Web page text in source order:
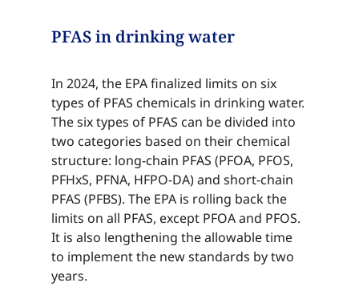
PFAS in drinking water​​​​‌ ‍ ​‍​‍‌‍ ‌ ​‍‌‍‍‌‌‍‌ ‌‍‍‌‌‍ ‍​‍​‍​ ‍‍​‍​‍‌ ​ ‌‍​‌‌‍ ‍‌‍‍‌‌ ‌​‌ ‍‌​‍ ‍‌‍‍‌‌‍ ​‍​‍​‍ ​​‍​‍‌‍‍​‌ ​‍‌‍‌‌‌‍‌‍​‍​‍​ ‍‍​‍​‍‌‍‍​‌ ‌​‌ ‌​‌ ​​‌ ​ ​ ‍‍​‍ ​‍ ‌‍​ ‌‍ ‌‌ ​ ​‍ ‍‌‍ ‌‌‍​‌‌‍‍‌‌‍ ‍​‍ ‍​ ​‍​ ​​​ ​‍​ ‌​‌ ​‍‌‍‌‌‌‍‌​‌‍‌‌‌ ​ ‌‍‍‌‌‍‌ ‌‍ ‍​‍ ‍‌ ​‍‌‍‍‌‌ ‌‍‌‍‌‌‌ ​‍‌‍‍ ‌‍‌‌‌‍‌‌‌ ​​‌‍‌‌‌ ​‍​‍ ‍‌‍ ‌ ​‍‌‍‌ ​‍ ‌‍‍‌‌‍ ‍‌ ‌​‌‍‌‌‌‍ ‍‌ ‌​​‍ ‌‍‌‌‌‍‌​‌‍‍‌‌ ‌​​‍ ‌‍ ‌‌‍ ‌‍‌​‌‍‌‌​ ‌‌ ​​‌ ​‍‌‍‌‌‌ ​ ‌‍‌‌‌‍ ‍‌ ‌​‌‍​‌‌ ‌​‌‍‍‌‌‍ ‌‍ ‍​ ‍ ‌‍‍‌‌‍‌​​ ‌‌‍​ ​ ​‍‌‍‌‍​ ​​​ ​‌‌‍​ ​ ‌ ​ ‌ ​‍ ‌‌‍​‍​ ‌​​ ​‌‌‍​‌​‍ ‌​ ‌​​ ‌​‌‍​‌​ ‌​​‍ ‌‌‍​‌​ ​​‌‍​‌‌‍‌‌​‍ ‌​ ‌‍​ ‌ ​ ‌‌‌‍​ ​ ‌​​ ‍​​ ‍‌​ ​‍​ ‌ ​ ​ ​ ​​​ ‌​​ ‍ ‌ ‌​‌ ‍‌‌ ​​‌‍‌‌​ ‌‌‍​‌‌ ​‍‌ ‌​‌‍‍‌‌‍​ ‌‍ ​‌‍‌‌​ ‍ ‌ ​​‌‍​‌‌ ‌​‌‍‍​​ ‌‌‍​ ‌‍ ‌‍ ‍‌ ‌​‌‍‌‌‌‍ ‍‌ ‌​​‍‌‌​ ‌‌‌​​‍‌‌ ‌‍‍ ‌‍‌‌‌ ‍‌​‍‌‌​ ​ ‌​‌​​‍‌‌​ ​ ‌​‌​​‍‌‌​ ​‍​ ​‍‌‍​‍​ ‌‍​ ​‍‌‍​‍‌‍‌‍​ ​‍​ ​‍‌‍‌​​ ​​‌‍​‌‌‍‌‍‌‍​‌​‍‌‌​ ​‍​ ​‍​‍‌‌​ ‌‌‌​‌​​‍ ‍‌‍​ ‌‍‍​‌‍‍‌‌‍ ​‌‍‌​‌ ​‍‌‍‌‌‌‍ ‍​‍‌‌​ ‌‌‌​​‍‌‌ ‌‍‍ ‌‍‌‌‌ ‍‌​‍‌‌​ ​ ‌​‌​​‍‌‌​ ​ ‌​‌​​‍‌‌​ ​‍​ ​‍​ ‌​‌‍​‌‌‍​‍‌‍​‌​ ​​​ ‍​​ ​‍​ ‌ ​ ‌‍​ ‌ ​ ​ ‌‍‌‌​‍‌‌​ ​‍​ ​‍​‍‌‌​ ‌‌‌​‌​​‍ ‍‌ ‌​‌‍‌‌‌ ‍​‌ ‌​​ ‌‍​‍‌‍​‌‌ ​ ‌‍‌‌‌‌‌‌‌ ​‍‌‍ ​​ ‌‌‍‍​‌ ‌​‌ ‌​‌ ​​‌ ​ ​‍‌‌​ ​ ‌​​‌​‍‌‌​ ​‍‌​‌‍​‍‌‌​ ​‍‌​‌‍‌‍​ ‌‍ ‌‌ ​ ​‍ ‍‌‍ ‌‌‍​‌‌‍‍‌‌‍ ‍​‍ ‍​ ​‍​ ​​​ ​‍​ ‌​‌ ​‍‌‍‌‌‌‍‌​‌‍‌‌‌ ​ ‌‍‍‌‌‍‌ ‌‍ ‍​‍ ‍‌ ​‍‌‍‍‌‌ ‌‍‌‍‌‌‌ ​‍‌‍‍ ‌‍‌‌‌‍‌‌‌ ​​‌‍‌‌‌ ​‍​‍ ‍‌‍ ‌ ​‍‌‍‌ ​‍‌‍‌‍‍‌‌‍‌​​ ‌‌‍​ ​ ​‍‌‍‌‍​ ​​​ ​‌‌‍​ ​ ‌ ​ ‌ ​‍ ‌‌‍​‍​ ‌​​ ​‌‌‍​‌​‍ ‌​ ‌​​ ‌​‌‍​‌​ ‌​​‍ ‌‌‍​‌​ ​​‌‍​‌‌‍‌‌​‍ ‌​ ‌‍​ ‌ ​ ‌‌‌‍​ ​ ‌​​ ‍​​ ‍‌​ ​‍​ ‌ ​ ​ ​ ​​​ ‌​​‍‌‍‌ ‌​‌ ‍‌‌ ​​‌‍‌‌​ ‌‌‍​‌‌ ​‍‌ ‌​‌‍‍‌‌‍​ ‌‍ ​‌‍‌‌​‍‌‍‌ ​​‌‍​‌‌ ‌​‌‍‍​​ ‌‌‍​ ‌‍ ‌‍ ‍‌ ‌​‌‍‌‌‌‍ ‍‌ ‌​​‍‌‌​ ‌‌‌​​‍‌‌ ‌‍‍ ‌‍‌‌‌ ‍‌​‍‌‌​ ​ ‌​‌​​‍‌‌​ ​ ‌​‌​​‍‌‌​ ​‍​ ​‍‌‍​‍​ ‌‍​ ​‍‌‍​‍‌‍‌‍​ ​‍​ ​‍‌‍‌​​ ​​‌‍​‌‌‍‌‍‌‍​‌​‍‌‌​ ​‍​ ​‍​‍‌‌​ ‌‌‌​‌​​‍ ‍‌‍​ ‌‍‍​‌‍‍‌‌‍ ​‌‍‌​‌ ​‍‌‍‌‌‌‍ ‍​‍‌‌​ ‌‌‌​​‍‌‌ ‌‍‍ ‌‍‌‌‌ ‍‌​‍‌‌​ ​ ‌​‌​​‍‌‌​ ​ ‌​‌​​‍‌‌​ ​‍​ ​‍​ ‌​‌‍​‌‌‍​‍‌‍​‌​ ​​​ ‍​​ ​‍​ ‌ ​ ‌‍​ ‌ ​ ​ ‌‍‌‌​‍‌‌​ ​‍​ ​‍​‍‌‌​ ‌‌‌​‌​​‍ ‍‌ ‌​‌‍‌‌‌ ‍​‌ ‌​​‍‌‍‌ ​​‌‍‌‌‌ ​‍‌ ​ ‌ ​​‌‍‌‌‌‍​ ‌ ‌​‌‍‍‌‌ ‌‍‌‍‌‌​ ‌‌ ​​‌ ‌‌‌‍​‍‌‍ ​‌‍‍‌‌ ​ ‌‍‍​‌‍‌‌‌‍‌​​‍​‍‌ ‌
In 2024, the EPA finalized limits on six
types of PFAS chemicals in drinking water.
The six types of PFAS can be divided into
two categories based on their chemical
structure: long-chain PFAS (PFOA, PFOS,
PFHxS, PFNA, HFPO-DA) and short-chain
PFAS (PFBS). The EPA is rolling back the
limits on all PFAS, except PFOA and PFOS.
It is also lengthening the allowable time
to implement the new standards by two
years.​​​​‌ ‍ ​‍​‍‌‍ ‌ ​‍‌‍‍‌‌‍‌ ‌‍‍‌‌‍ ‍​‍​‍​ ‍‍​‍​‍‌ ​ ‌‍​‌‌‍ ‍‌‍‍‌‌ ‌​‌ ‍‌​‍ ‍‌‍‍‌‌‍ ​‍​‍​‍ ​​‍​‍‌‍‍​‌ ​‍‌‍‌‌‌‍‌‍​‍​‍​ ‍‍​‍​‍‌‍‍​‌ ‌​‌ ‌​‌ ​​‌ ​ ​ ‍‍​‍ ​‍ ‌‍​ ‌‍ ‌‌ ​ ​‍ ‍‌‍ ‌‌‍​‌‌‍‍‌‌‍ ‍​‍ ‍​ ​‍​ ​​​ ​‍​ ‌​‌ ​‍‌‍‌‌‌‍‌​‌‍‌‌‌ ​ ‌‍‍‌‌‍‌ ‌‍ ‍​‍ ‍‌ ​‍‌‍‍‌‌ ‌‍‌‍‌‌‌ ​‍‌‍‍ ‌‍‌‌‌‍‌‌‌ ​​‌‍‌‌‌ ​‍​‍ ‍‌‍ ‌ ​‍‌‍‌ ​‍ ‌‍‍‌‌‍ ‍‌ ‌​‌‍‌‌‌‍ ‍‌ ‌​​‍ ‌‍‌‌‌‍‌​‌‍‍‌‌ ‌​​‍ ‌‍ ‌‌‍ ‌‍‌​‌‍‌‌​ ‌‌ ​​‌ ​‍‌‍‌‌‌ ​ ‌‍‌‌‌‍ ‍‌ ‌​‌‍​‌‌ ‌​‌‍‍‌‌‍ ‌‍ ‍​ ‍ ‌‍‍‌‌‍‌​​ ‌‌‍​ ​ ​‍‌‍‌‍​ ​​​ ​‌‌‍​ ​ ‌ ​ ‌ ​‍ ‌‌‍​‍​ ‌​​ ​‌‌‍​‌​‍ ‌​ ‌​​ ‌​‌‍​‌​ ‌​​‍ ‌‌‍​‌​ ​​‌‍​‌‌‍‌‌​‍ ‌​ ‌‍​ ‌ ​ ‌‌‌‍​ ​ ‌​​ ‍​​ ‍‌​ ​‍​ ‌ ​ ​ ​ ​​​ ‌​​ ‍ ‌ ‌​‌ ‍‌‌ ​​‌‍‌‌​ ‌‌‍​‌‌ ​‍‌ ‌​‌‍‍‌‌‍​ ‌‍ ​‌‍‌‌​ ‍ ‌ ​​‌‍​‌‌ ‌​‌‍‍​​ ‌‌‍​ ‌‍ ‌‍ ‍‌ ‌​‌‍‌‌‌‍ ‍‌ ‌​​‍‌‌​ ‌‌‌​​‍‌‌ ‌‍‍ ‌‍‌‌‌ ‍‌​‍‌‌​ ​ ‌​‌​​‍‌‌​ ​ ‌​‌​​‍‌‌​ ​‍​ ​‍​ ‌‌​ ‍​​ ‌​‌‍​‌‌‍‌‍‌‍​ ‌‍​‍​ ‍​‌‍​ ‌‍‌‌​ ‌‌​ ‍‌​‍‌‌​ ​‍​ ​‍​‍‌‌​ ‌‌‌​‌​​‍ ‍‌‍​ ‌‍‍​‌‍‍‌‌‍ ​‌‍‌​‌ ​‍‌‍‌‌‌‍ ‍​‍‌‌​ ‌‌‌​​‍‌‌ ‌‍‍ ‌‍‌‌‌ ‍‌​‍‌‌​ ​ ‌​‌​​‍‌‌​ ​ ‌​‌​​‍‌‌​ ​‍​ ​‍​ ​ ​ ​‌​ ​​​ ‌‍‌‍‌​​ ‌ ​ ‌‌‌‍‌‍​ ​​‌‍​‍​ ‍​‌‍​‍​‍‌‌​ ​‍​ ​‍​‍‌‌​ ‌‌‌​‌​​‍ ‍‌ ‌​‌‍‌‌‌ ‍​‌ ‌​​ ‌‍​‍‌‍​‌‌ ​ ‌‍‌‌‌‌‌‌‌ ​‍‌‍ ​​ ‌‌‍‍​‌ ‌​‌ ‌​‌ ​​‌ ​ ​‍‌‌​ ​ ‌​​‌​‍‌‌​ ​‍‌​‌‍​‍‌‌​ ​‍‌​‌‍‌‍​ ‌‍ ‌‌ ​ ​‍ ‍‌‍ ‌‌‍​‌‌‍‍‌‌‍ ‍​‍ ‍​ ​‍​ ​​​ ​‍​ ‌​‌ ​‍‌‍‌‌‌‍‌​‌‍‌‌‌ ​ ‌‍‍‌‌‍‌ ‌‍ ‍​‍ ‍‌ ​‍‌‍‍‌‌ ‌‍‌‍‌‌‌ ​‍‌‍‍ ‌‍‌‌‌‍‌‌‌ ​​‌‍‌‌‌ ​‍​‍ ‍‌‍ ‌ ​‍‌‍‌ ​‍‌‍‌‍‍‌‌‍‌​​ ‌‌‍​ ​ ​‍‌‍‌‍​ ​​​ ​‌‌‍​ ​ ‌ ​ ‌ ​‍ ‌‌‍​‍​ ‌​​ ​‌‌‍​‌​‍ ‌​ ‌​​ ‌​‌‍​‌​ ‌​​‍ ‌‌‍​‌​ ​​‌‍​‌‌‍‌‌​‍ ‌​ ‌‍​ ‌ ​ ‌‌‌‍​ ​ ‌​​ ‍​​ ‍‌​ ​‍​ ‌ ​ ​ ​ ​​​ ‌​​‍‌‍‌ ‌​‌ ‍‌‌ ​​‌‍‌‌​ ‌‌‍​‌‌ ​‍‌ ‌​‌‍‍‌‌‍​ ‌‍ ​‌‍‌‌​‍‌‍‌ ​​‌‍​‌‌ ‌​‌‍‍​​ ‌‌‍​ ‌‍ ‌‍ ‍‌ ‌​‌‍‌‌‌‍ ‍‌ ‌​​‍‌‌​ ‌‌‌​​‍‌‌ ‌‍‍ ‌‍‌‌‌ ‍‌​‍‌‌​ ​ ‌​‌​​‍‌‌​ ​ ‌​‌​​‍‌‌​ ​‍​ ​‍​ ‌‌​ ‍​​ ‌​‌‍​‌‌‍‌‍‌‍​ ‌‍​‍​ ‍​‌‍​ ‌‍‌‌​ ‌‌​ ‍‌​‍‌‌​ ​‍​ ​‍​‍‌‌​ ‌‌‌​‌​​‍ ‍‌‍​ ‌‍‍​‌‍‍‌‌‍ ​‌‍‌​‌ ​‍‌‍‌‌‌‍ ‍​‍‌‌​ ‌‌‌​​‍‌‌ ‌‍‍ ‌‍‌‌‌ ‍‌​‍‌‌​ ​ ‌​‌​​‍‌‌​ ​ ‌​‌​​‍‌‌​ ​‍​ ​‍​ ​ ​ ​‌​ ​​​ ‌‍‌‍‌​​ ‌ ​ ‌‌‌‍‌‍​ ​​‌‍​‍​ ‍​‌‍​‍​‍‌‌​ ​‍​ ​‍​‍‌‌​ ‌‌‌​‌​​‍ ‍‌ ‌​‌‍‌‌‌ ‍​‌ ‌​​‍‌‍‌ ​​‌‍‌‌‌ ​‍‌ ​ ‌ ​​‌‍‌‌‌‍​ ‌ ‌​‌‍‍‌‌ ‌‍‌‍‌‌​ ‌‌ ​​‌ ‌‌‌‍​‍‌‍ ​‌‍‍‌‌ ​ ‌‍‍​‌‍‌‌‌‍‌​​‍​‍‌ ‌